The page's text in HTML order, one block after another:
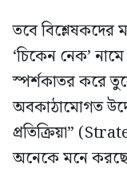
তবে বিশ্লেষকদের
‘চিকেন নেক’
স্পর্শকাতর করে
অবকাঠামোগত
প্রতিক্রিয়া”
অনেকে মনে